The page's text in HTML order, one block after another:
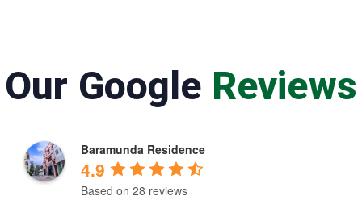
Our Google Reviews
Baramunda Residence
4.9
Based on 28 reviews